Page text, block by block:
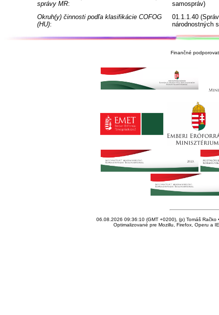
správy MR:
samospráv)
Okruh(y) činnosti podľa klasifikácie COFOG
(HU):
01.1.1.40
národnostných
Finančné
06.08.2026 09:36:10 (GMT +0200), (p) Tomáš Račko
Optimalizované pre Mozillu, Firefox, Operu a